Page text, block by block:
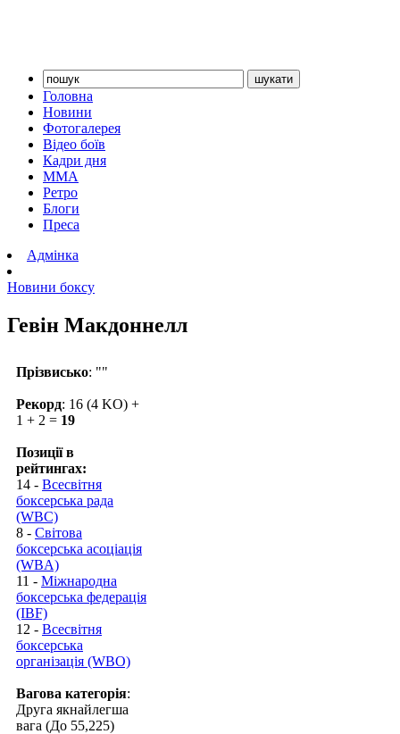
Головна
Новини
Фотогалерея
Відео боїв
Кадри дня
ММА
Ретро
Блоги
Преса
Адмінка
Новини боксу
Гевін Макдоннелл
Прізвисько: ""
Рекорд: 16 (4 KO) +
1 + 2 = 19
Позиції в
рейтингах:
14 - Всесвітня
боксерська рада
(WBC)
8 - Світова
боксерська асоціація
(WBA)
11 - Міжнародна
боксерська федерація
(IBF)
12 - Всесвітня
боксерська
організація (WBO)
Вагова категорія:
Друга якнайлегша
вага (До 55,225)